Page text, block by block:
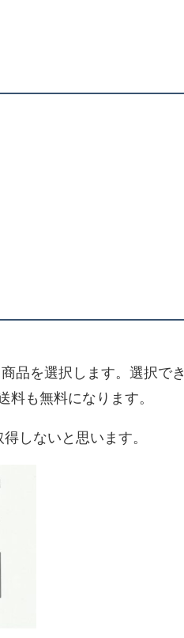
品を選択します。選択でき
も無料になります。
しないと思います。